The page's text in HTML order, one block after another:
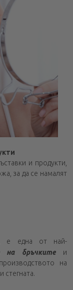
и продукти,
за да се намалят
е една от най-
на бръчкитеи
на
стегната.